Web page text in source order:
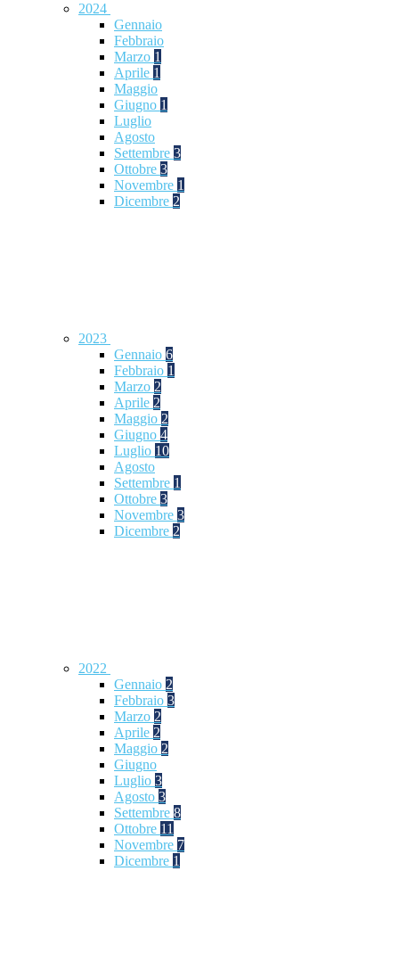
2024
Gennaio
Febbraio
Marzo 1
Aprile 1
Maggio
Giugno 1
Luglio
Agosto
Settembre 3
Ottobre 3
Novembre 1
Dicembre 2
2023
Gennaio 6
Febbraio 1
Marzo 2
Aprile 2
Maggio 2
Giugno 4
Luglio 10
Agosto
Settembre 1
Ottobre 3
Novembre 3
Dicembre 2
2022
Gennaio 2
Febbraio 3
Marzo 2
Aprile 2
Maggio 2
Giugno
Luglio 3
Agosto 3
Settembre 8
Ottobre 11
Novembre 7
Dicembre 1